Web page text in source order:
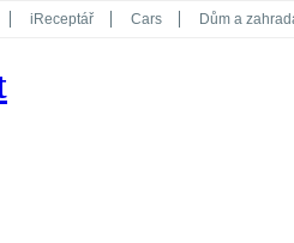
iReceptář Cars Dům a